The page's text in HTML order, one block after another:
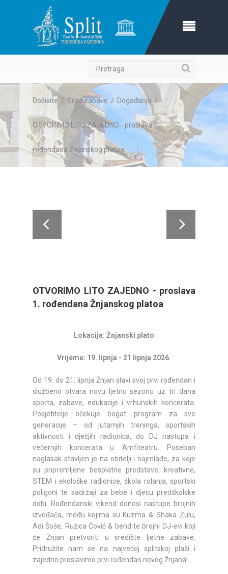
Pretraga
Doživite / Grad zabave / Događanja /
OTVORIMO LITO ZAJEDNO - proslava 1.
rođendana Žnjanskog platoa
OTVORIMO LITO ZAJEDNO - proslava
1. rođendana Žnjanskog platoa
Lokacija: Žnjanski plato
Vrijeme: 19. lipnja - 21 lipnja 2026.
Od 19. do 21. lipnja Žnjan slavi svoj prvi rođendan i
službeno otvara novu ljetnu sezonu uz tri dana
sporta, zabave, edukacije i vrhunskih koncerata.
Posjetitelje očekuje bogat program za sve
generacije – od jutarnjih treninga, sportskih
aktivnosti i dječjih radionica, do DJ nastupa i
večernjih koncerata u Amfiteatru. Poseban
naglasak stavljen je na obitelji i najmlađe, za koje
su pripremljene besplatne predstave, kreativne,
STEM i ekološke radionice, škola rolanja, sportski
poligoni te sadržaji za bebe i djecu predškolske
dobi. Rođendanski vikend donosi nastupe brojnih
izvođača, među kojima su Kuzma & Shaka Zulu,
Adi Šoše, Ružica Čović & bend te brojni DJ-evi koji
će Žnjan pretvoriti u središte ljetne zabave.
Pridružite nam se na najvećoj splitskoj plaži i
zajedno proslavimo prvi rođendan novog Žnjana!